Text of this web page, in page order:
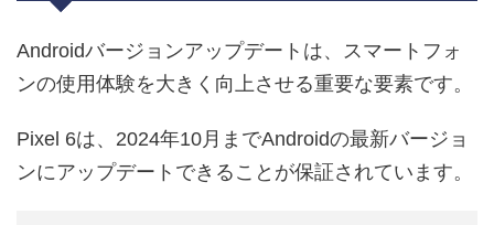
Androidバージョンアップデートは、スマートフォ
ンの使用体験を大きく向上させる重要な要素です。
Pixel 6は、2024年10月までAndroidの最新バージョ
ンにアップデートできることが保証されています。